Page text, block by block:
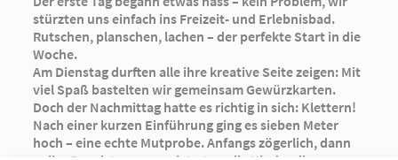
stürzten uns einfach ins Freizeit- und Erlebnisbad.
Rutschen, planschen, lachen – der perfekte Start in die
Woche.
Am Dienstag durften alle ihre kreative Seite zeigen: Mit
viel Spaß bastelten wir gemeinsam Gewürzkarten.
Doch der Nachmittag hatte es richtig in sich: Klettern!
Nach einer kurzen Einführung ging es sieben Meter
hoch – eine echte Mutprobe. Anfangs zögerlich, dann